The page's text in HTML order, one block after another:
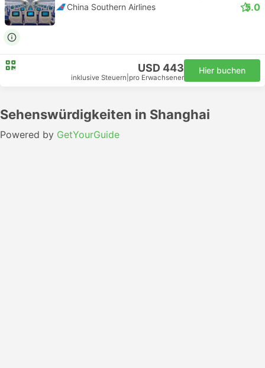
China Southern Airlines 5.0
USD 443
inklusive Steuern pro Erwachsener
Hier buchen
Sehenswürdigkeiten in Shanghai
Powered by GetYourGuide